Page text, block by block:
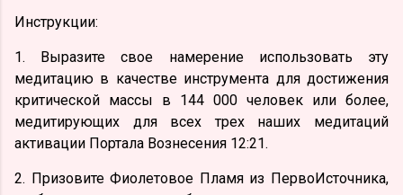
Инструкции:
1. Выразите свое намерение использовать эту
медитацию в качестве инструмента для достижения
критической массы в 144 000 человек или более,
медитирующих для всех трех наших медитаций
активации Портала Вознесения 12:21.
2. Призовите Фиолетовое Пламя из ПервоИсточника,